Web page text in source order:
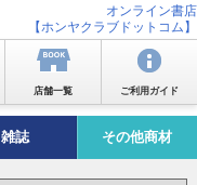
オンライン書店
【ホンヤクラブドットコム】
店舗一覧 ご利用ガイド
雑誌 その他商材